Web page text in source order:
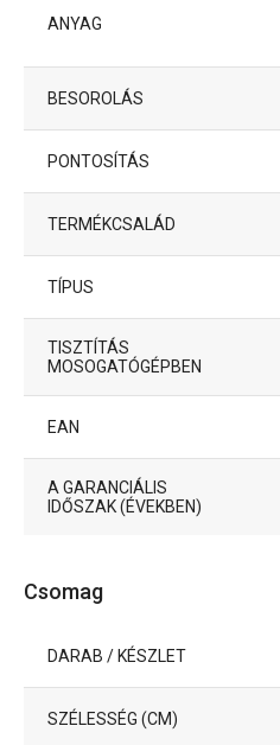
ANYAG
BESOROLÁS
PONTOSÍTÁS
TERMÉKCSALÁD
TÍPUS
TISZTÍTÁS
MOSOGATÓGÉPBEN
EAN
A GARANCIÁLIS
IDŐSZAK (ÉVEKBEN)
Csomag
DARAB / KÉSZLET
SZÉLESSÉG (CM)